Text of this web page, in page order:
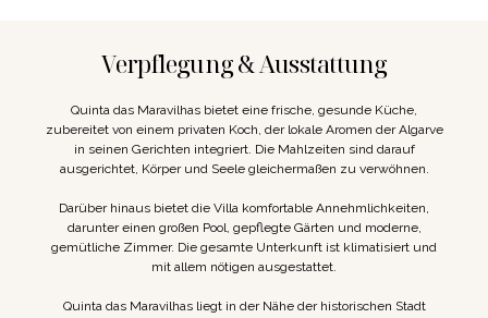
Verpflegung & Ausstattung
Quinta das Maravilhas bietet eine frische, gesunde Küche,
zubereitet von einem privaten Koch, der lokale Aromen der Algarve
in seinen Gerichten integriert. Die Mahlzeiten sind darauf
ausgerichtet, Körper und Seele gleichermaßen zu verwöhnen.
Darüber hinaus bietet die Villa komfortable Annehmlichkeiten,
darunter einen großen Pool, gepflegte Gärten und moderne,
gemütliche Zimmer. Die gesamte Unterkunft ist klimatisiert und
mit allem nötigen ausgestattet.
Quinta das Maravilhas liegt in der Nähe der historischen Stadt